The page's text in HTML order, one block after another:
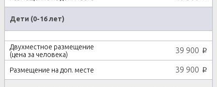
Дети (0-16 лет)
39 900 p
39 900 p